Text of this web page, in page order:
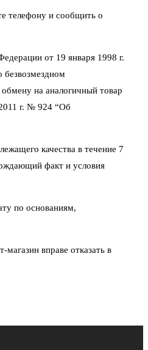
телефону и сообщить о
от 19 января 1998 г.
безвозмездном
на аналогичный товар
г. № 924 “Об
качества в течение 7
факт и условия
по основаниям,
вправе отказать в